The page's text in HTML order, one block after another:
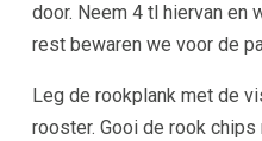
door. Neem 4 tl hiervan en
rest bewaren we voor de
Leg de rookplank met de
rooster. Gooi de rook chips